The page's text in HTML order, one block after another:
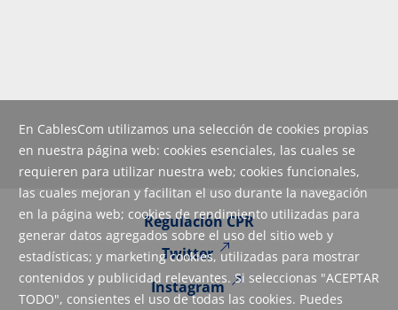
En CablesCom utilizamos una selección de cookies propias
en nuestra página web: cookies esenciales, las cuales se
requieren para utilizar nuestra web; cookies funcionales,
las cuales mejoran y facilitan el uso durante la navegación
en la página web; cookies de rendimiento utilizadas para
generar datos agregados sobre el uso del sitio web y
estadísticas; y marketing cookies, utilizadas para mostrar
contenidos y publicidad relevantes. Si seleccionas "ACEPTAR
TODO", consientes el uso de todas las cookies. Puedes
Regulación CPR
Twitter
Instagram